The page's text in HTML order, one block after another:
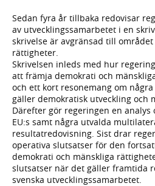
Sedan fyra år tillbaka redovisar
av utvecklingssamarbetet i en
skrivelse är avgränsad till
rättigheter.
Skrivelsen inleds med hur
att främja demokrati och
och ett kort resonemang om
gäller demokratisk utveckling och
Därefter gör regeringen en analys
EU:s samt några utvalda
resultatredovisning. Sist drar
operativa slutsatser för den
demokrati och mänskliga
slutsatser när det gäller framtida
svenska utvecklingssamarbetet.